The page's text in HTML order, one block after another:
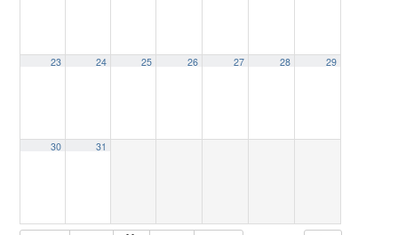
23 24 25 26 27 28 29
30 31